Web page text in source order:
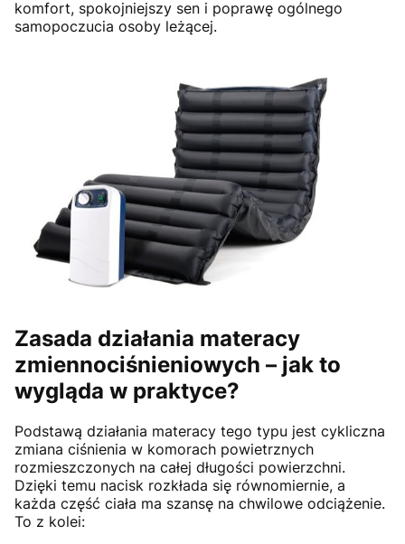
komfort, spokojniejszy sen i poprawę ogólnego
samopoczucia osoby leżącej.
Zasada działania materacy
zmiennociśnieniowych – jak to
wygląda w praktyce?
Podstawą działania materacy tego typu jest cykliczna
zmiana ciśnienia w komorach powietrznych
rozmieszczonych na całej długości powierzchni.
Dzięki temu nacisk rozkłada się równomiernie, a
każda część ciała ma szansę na chwilowe odciążenie.
To z kolei: